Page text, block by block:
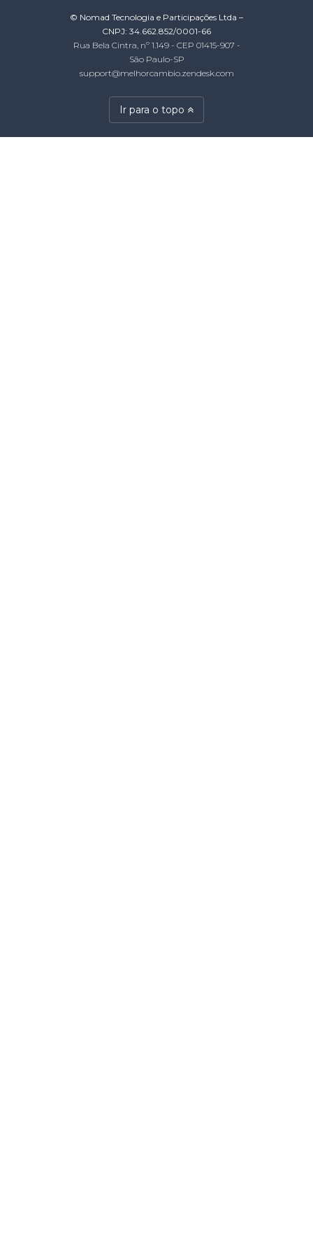
© Nomad Tecnologia e Participações Ltda –
CNPJ: 34.662.852/0001-66
Rua Bela Cintra, nº 1.149 - CEP 01415-907 -
São Paulo-SP
support@melhorcambio.zendesk.com
Ir para o topo